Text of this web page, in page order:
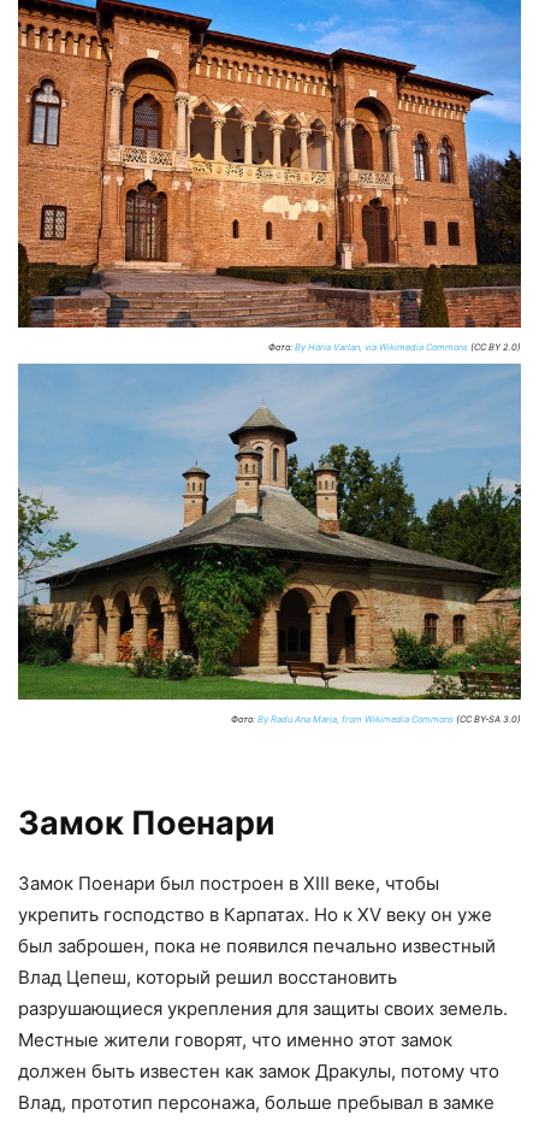
Фото: By Horia Varlan, via Wikimedia Commons (CC BY 2.0)
Фото: By Radu Ana Maria, from Wikimedia Commons (CC BY-SA 3.0)
Замок Поенари
Замок Поенари был построен в XIII веке, чтобы
укрепить господство в Карпатах. Но к XV веку он уже
был заброшен, пока не появился печально известный
Влад Цепеш, который решил восстановить
разрушающиеся укрепления для защиты своих земель.
Местные жители говорят, что именно этот замок
должен быть известен как замок Дракулы, потому что
Влад, прототип персонажа, больше пребывал в замке